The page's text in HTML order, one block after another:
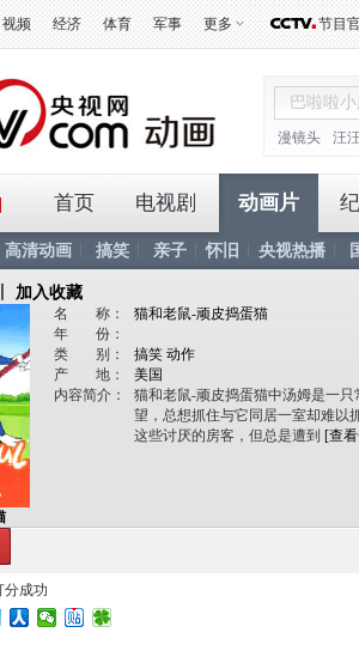
视频 经济 体育 军事 更多 节目
漫镜头 汪
首页 电视剧 动画片
高清动画 搞笑 亲子 怀旧 央视热播
加入收藏
名 称：
猫和老鼠-顽皮捣蛋猫
年
份：
类
别：
搞笑 动作
产
地：
美国
内容简介：
猫和老鼠-顽皮捣蛋猫中汤姆是一
望，总想抓住与它同居一室却难以
这些讨厌的房客，但总是遭到 [查
分成功